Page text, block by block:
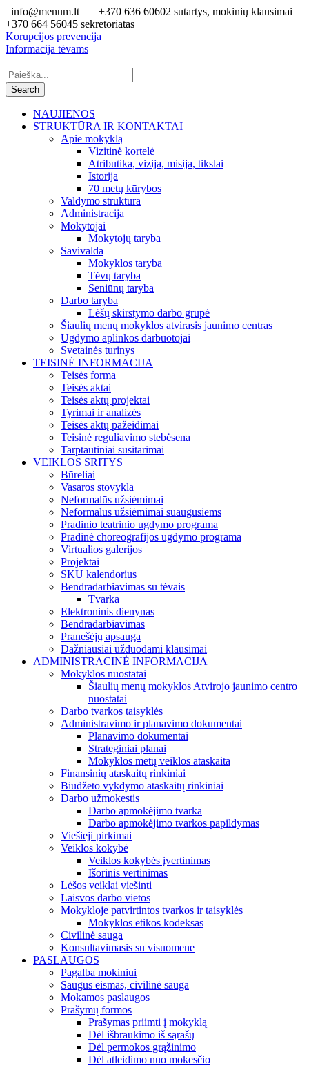
info@menum.lt
+370 636 60602 sutartys, mokinių klausimai
+370 664 56045 sekretoriatas
Korupcijos prevencija
Informacija tėvams
NAUJIENOS
STRUKTŪRA IR KONTAKTAI
Apie mokyklą
Vizitinė kortelė
Atributika, vizija, misija, tikslai
Istorija
70 metų kūrybos
Valdymo struktūra
Administracija
Mokytojai
Mokytojų taryba
Savivalda
Mokyklos taryba
Tėvų taryba
Seniūnų taryba
Darbo taryba
Lėšų skirstymo darbo grupė
Šiaulių menų mokyklos atvirasis jaunimo centras
Ugdymo aplinkos darbuotojai
Svetainės turinys
TEISINĖ INFORMACIJA
Teisės forma
Teisės aktai
Teisės aktų projektai
Tyrimai ir analizės
Teisės aktų pažeidimai
Teisinė reguliavimo stebėsena
Tarptautiniai susitarimai
VEIKLOS SRITYS
Būreliai
Vasaros stovykla
Neformalūs užsiėmimai
Neformalūs užsiėmimai suaugusiems
Pradinio teatrinio ugdymo programa
Pradinė choreografijos ugdymo programa
Virtualios galerijos
Projektai
SKU kalendorius
Bendradarbiavimas su tėvais
Tvarka
Elektroninis dienynas
Bendradarbiavimas
Pranešėjų apsauga
Dažniausiai užduodami klausimai
ADMINISTRACINĖ INFORMACIJA
Mokyklos nuostatai
Šiaulių menų mokyklos Atvirojo jaunimo centro
nuostatai
Darbo tvarkos taisyklės
Administravimo ir planavimo dokumentai
Planavimo dokumentai
Strateginiai planai
Mokyklos metų veiklos ataskaita
Finansinių ataskaitų rinkiniai
Biudžeto vykdymo ataskaitų rinkiniai
Darbo užmokestis
Darbo apmokėjimo tvarka
Darbo apmokėjimo tvarkos papildymas
Viešieji pirkimai
Veiklos kokybė
Veiklos kokybės įvertinimas
Išorinis vertinimas
Lėšos veiklai viešinti
Laisvos darbo vietos
Mokykloje patvirtintos tvarkos ir taisyklės
Mokyklos etikos kodeksas
Civilinė sauga
Konsultavimasis su visuomene
PASLAUGOS
Pagalba mokiniui
Saugus eismas, civilinė sauga
Mokamos paslaugos
Prašymų formos
Prašymas priimti į mokyklą
Dėl išbraukimo iš sąrašų
Dėl permokos grąžinimo
Dėl atleidimo nuo mokesčio